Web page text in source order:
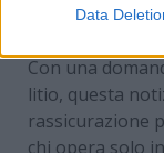
Data
Con una
litio, questa
rassicurazione
chi opera solo